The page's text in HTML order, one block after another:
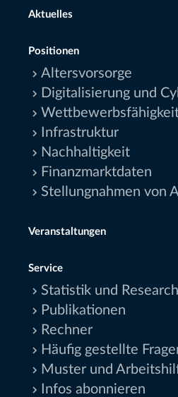
Aktuelles
Positionen
Altersvorsorge
Digitalisierung und
Infrastruktur
Nachhaltigkeit
Finanzmarktdaten
Stellungnahmen von
Veranstaltungen
Service
Statistik und Research
Publikationen
Rechner
Häufig gestellte
Muster und
Infos abonnieren